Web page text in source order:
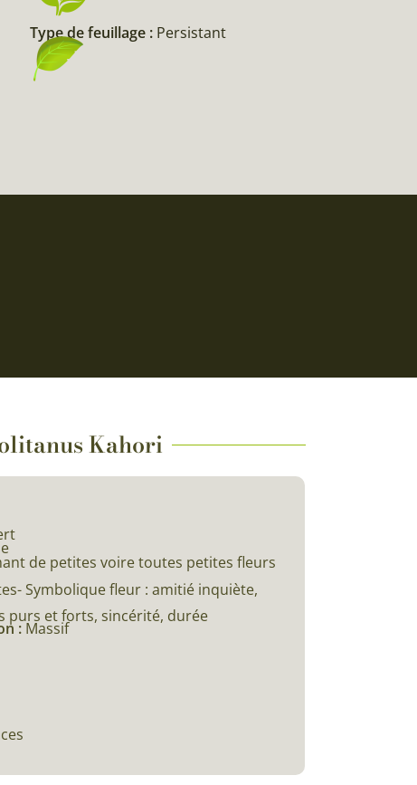
Type de feuillage : Persistant
Kahori
de petites voire toutes petites fleurs
Symbolique fleur : amitié inquiète,
purs et forts, sincérité, durée
: Massif